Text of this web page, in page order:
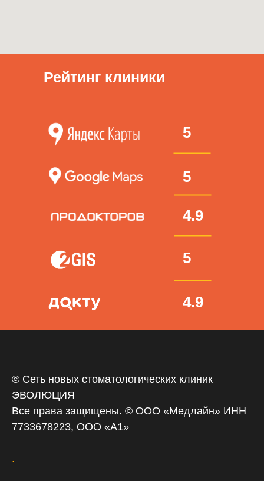
Рейтинг клиники
5
4.9
5
5
4.9
© Сеть новых стоматологических клиник
ЭВОЛЮЦИЯ
Все права защищены. © ООО «‎Медлайн» ИНН
7733678223, ООО «А1»
.